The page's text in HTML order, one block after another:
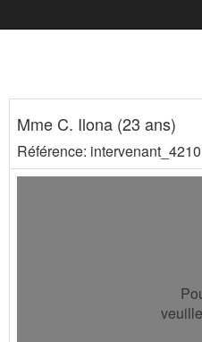
Mme C. Ilona (23 ans)
Référence: